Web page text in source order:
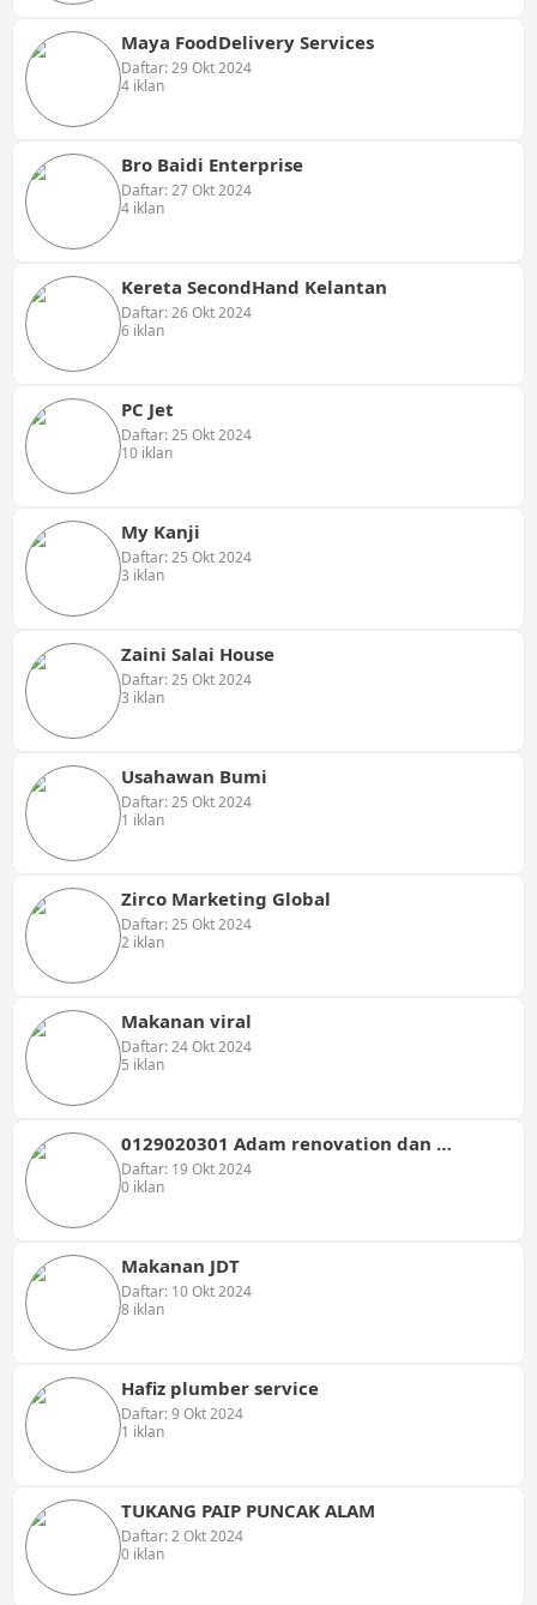
Maya FoodDelivery Services
Daftar: 29 Okt 2024
4 iklan
Bro Baidi Enterprise
Daftar: 27 Okt 2024
4 iklan
Kereta SecondHand Kelantan
Daftar: 26 Okt 2024
6 iklan
PC Jet
Daftar: 25 Okt 2024
10 iklan
My Kanji
Daftar: 25 Okt 2024
3 iklan
Zaini Salai House
Daftar: 25 Okt 2024
3 iklan
Usahawan Bumi
Daftar: 25 Okt 2024
1 iklan
Zirco Marketing Global
Daftar: 25 Okt 2024
2 iklan
Makanan viral
Daftar: 24 Okt 2024
5 iklan
0129020301 Adam renovation dan plumbing
Daftar: 19 Okt 2024
0 iklan
Makanan JDT
Daftar: 10 Okt 2024
8 iklan
Hafiz plumber service
Daftar: 9 Okt 2024
1 iklan
TUKANG PAIP PUNCAK ALAM
Daftar: 2 Okt 2024
0 iklan